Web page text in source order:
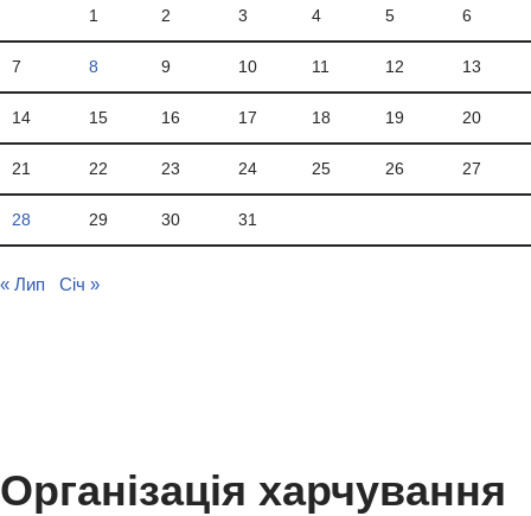
1 2 3 4 5 6
7 8 9 10 11 12 13
14 15 16 17 18 19 20
21 22 23 24 25 26 27
28 29 30 31
« Лип Січ »
Організація харчування